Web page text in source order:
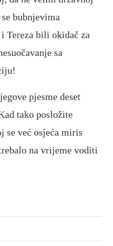
bubnjevima
Tereza bili okidač za
sa
pjesme deset
tako posložite
se već osjeća miris
na vrijeme voditi